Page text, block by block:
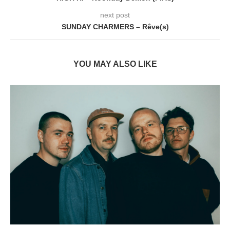
next post
SUNDAY CHARMERS – Rêve(s)
YOU MAY ALSO LIKE